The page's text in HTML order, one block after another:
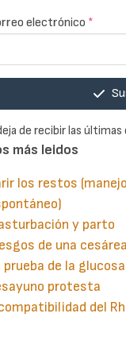
electrónico *
de recibir las
más leidos
los restos
y parto
de una
prueba de la
protesta
del